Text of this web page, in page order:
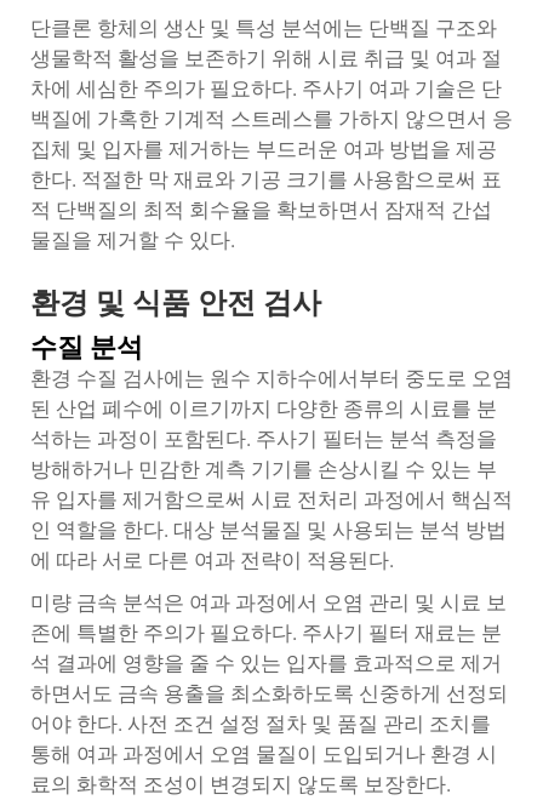
단클론 항체의 생산 및 특성 분석에는 단백질 구조와
생물학적 활성을 보존하기 위해 시료 취급 및 여과 절
차에 세심한 주의가 필요하다. 주사기 여과 기술은 단
백질에 가혹한 기계적 스트레스를 가하지 않으면서 응
집체 및 입자를 제거하는 부드러운 여과 방법을 제공
한다. 적절한 막 재료와 기공 크기를 사용함으로써 표
적 단백질의 최적 회수율을 확보하면서 잠재적 간섭
물질을 제거할 수 있다.
환경 및 식품 안전 검사
수질 분석
환경 수질 검사에는 원수 지하수에서부터 중도로 오염
된 산업 폐수에 이르기까지 다양한 종류의 시료를 분
석하는 과정이 포함된다. 주사기 필터는 분석 측정을
방해하거나 민감한 계측 기기를 손상시킬 수 있는 부
유 입자를 제거함으로써 시료 전처리 과정에서 핵심적
인 역할을 한다. 대상 분석물질 및 사용되는 분석 방법
에 따라 서로 다른 여과 전략이 적용된다.
미량 금속 분석은 여과 과정에서 오염 관리 및 시료 보
존에 특별한 주의가 필요하다. 주사기 필터 재료는 분
석 결과에 영향을 줄 수 있는 입자를 효과적으로 제거
하면서도 금속 용출을 최소화하도록 신중하게 선정되
어야 한다. 사전 조건 설정 절차 및 품질 관리 조치를
통해 여과 과정에서 오염 물질이 도입되거나 환경 시
료의 화학적 조성이 변경되지 않도록 보장한다.